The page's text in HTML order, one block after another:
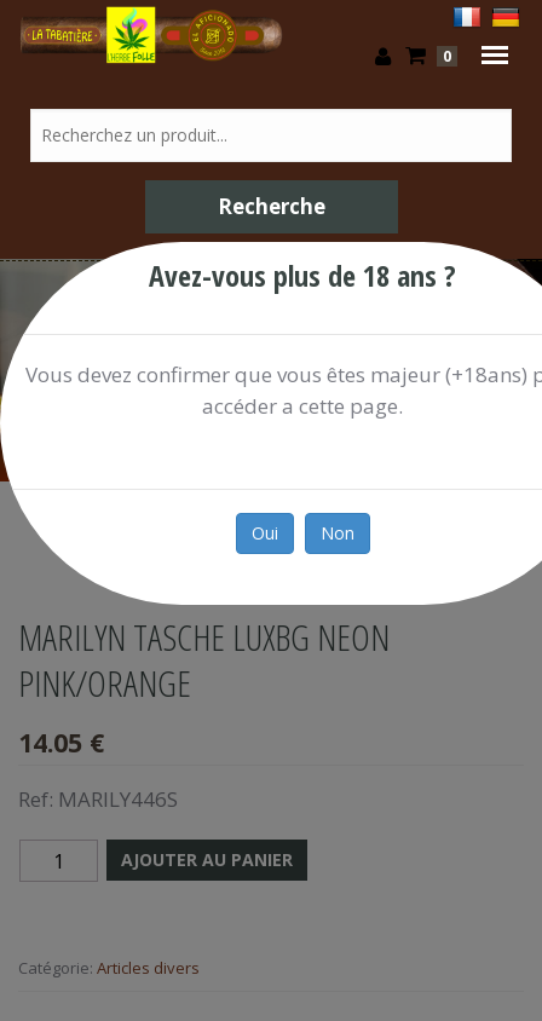
0
Articles Divers / Shop
MARILYN TASCHE LUXBG NEON
PINK/ORANGE
14.05 €
Ref: MARILY446S
AJOUTER AU PANIER
Catégorie: Articles divers
Avez-vous plus de 18 ans ?
Vous devez confirmer que vous êtes majeur (+18ans)
accéder a cette page.
Oui Non